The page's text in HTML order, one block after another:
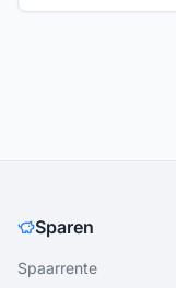
Sparen
Spaarrente